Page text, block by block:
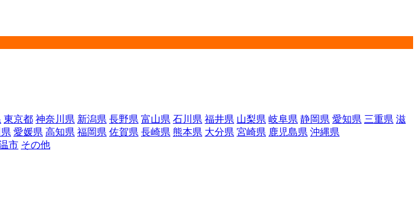
東京都 神奈川県 新潟県 長野県 富山県 石川県 福井県 山梨県 岐阜県 静岡県 愛知県 三重県 滋
愛媛県 高知県 福岡県 佐賀県 長崎県 熊本県 大分県 宮崎県 鹿児島県 沖縄県
市 その他